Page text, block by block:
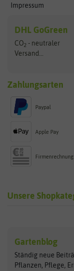
Impressum
DHL GoGreen
CO2 - neutraler
Versand...
Zahlungsarten
Paypal
Apple Pay
Firmenrechnung
Unsere
Exotische Samen
Gemüsesamen
Gründünger
Arche Noah
ASB Greenworld
Gartenblog
Ständig neue
Pflanzen, Pflege,